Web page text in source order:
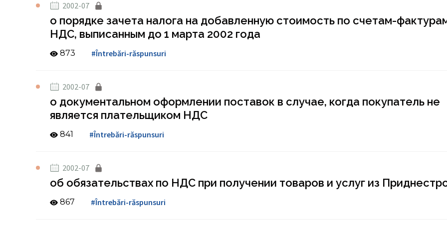
2002-07
о порядке зачета налога на добавленную стоимость по счетам-
НДС, выписанным до 1 марта 2002 года
873 #Întrebări-răspunsuri
2002-07
о документальном оформлении поставок в случае, когда покупатель не
является плательщиком НДС
841 #Întrebări-răspunsuri
2002-07
об обязательствах по НДС при получении товаров и услуг из
867 #Întrebări-răspunsuri